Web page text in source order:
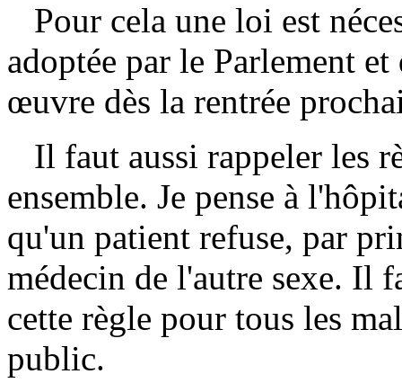
Pour cela une loi est
adoptée par le Parlement
œuvre dès la rentrée
Il faut aussi rappeler les
ensemble. Je pense à
qu'un patient refuse, par
médecin de l'autre sexe. Il
cette règle pour tous les
public.